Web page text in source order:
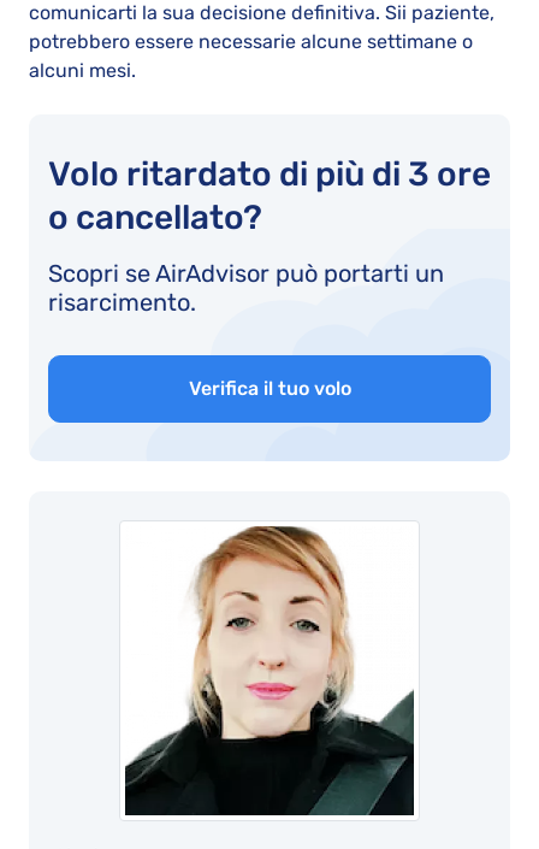
comunicarti la sua decisione definitiva. Sii paziente,
potrebbero essere necessarie alcune settimane o
alcuni mesi.
Volo ritardato di più di 3 ore
o cancellato?
Scopri se AirAdvisor può portarti un
risarcimento.
Verifica il tuo volo